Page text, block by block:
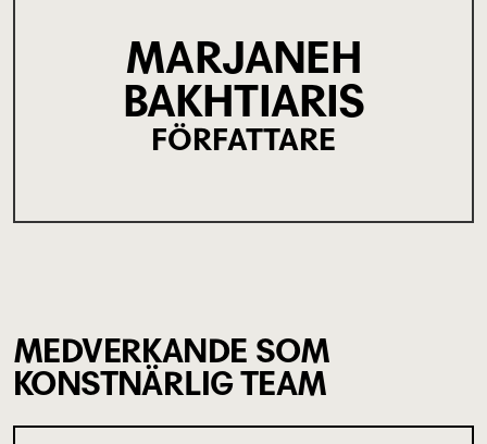
MARJANEH
BAKHTIARIS
FÖRFATTARE
MEDVERKANDE SOM
KONSTNÄRLIG TEAM